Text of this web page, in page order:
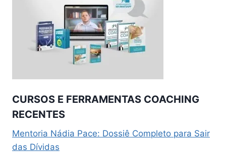
CURSOS E FERRAMENTAS COACHING
RECENTES
Mentoria Nádia Pace: Dossiê Completo para Sair
das Dívidas